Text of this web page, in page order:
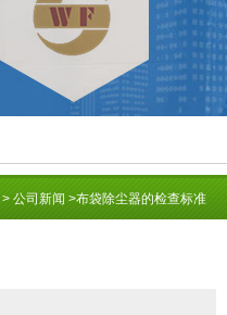
> 公司新闻 >布袋除尘器的检查标准